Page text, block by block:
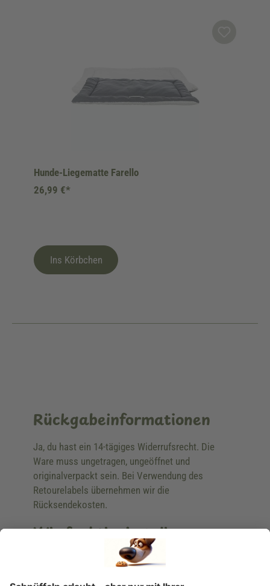
Hunde-Liegematte Farello
26,99 €*
Ins Körbchen
Rückgabeinformationen
Ja, du hast ein 14-tägiges Widerrufsrecht. Die
Ware muss ungetragen, ungeöffnet und
originalverpackt sein. Bei Verwendung des
Retourelabels übernehmen wir die
Rücksendekosten.
Wie funktioniert die
Rücksendung?
Bitte fülle das Rücksendeformular aus. Dieses